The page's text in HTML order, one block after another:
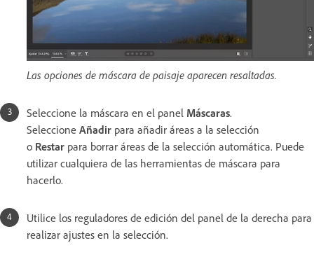
Las opciones de máscara de paisaje aparecen resaltadas.
Seleccione la máscara en el panel Máscaras.
Seleccione Añadir para añadir áreas a la selección
o Restar para borrar áreas de la selección automática. Puede
utilizar cualquiera de las herramientas de máscara para
hacerlo.
Utilice los reguladores de edición del panel de la derecha para
realizar ajustes en la selección.